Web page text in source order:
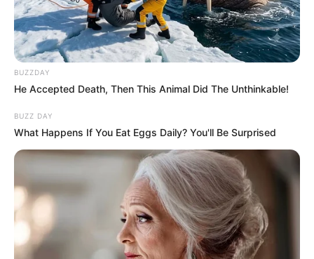
BUZZDAY
He Accepted Death, Then This Animal Did The Unthinkable!
BUZZ DAY
What Happens If You Eat Eggs Daily? You'll Be Surprised